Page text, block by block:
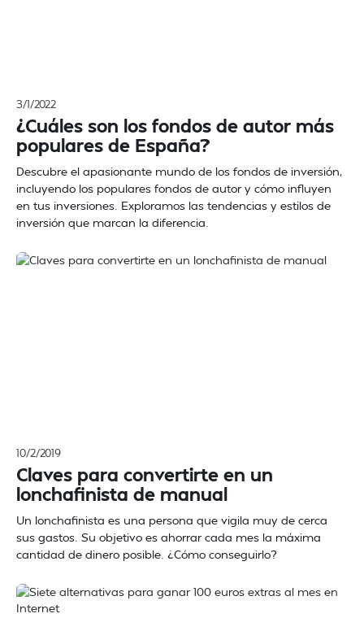
3/1/2022
¿Cuáles son los fondos de autor más
populares de España?
Descubre el apasionante mundo de los fondos de inversión,
incluyendo los populares fondos de autor y cómo influyen
en tus inversiones. Exploramos las tendencias y estilos de
inversión que marcan la diferencia.
10/2/2019
Claves para convertirte en un
lonchafinista de manual
Un lonchafinista es una persona que vigila muy de cerca
sus gastos. Su objetivo es ahorrar cada mes la máxima
cantidad de dinero posible. ¿Cómo conseguirlo?